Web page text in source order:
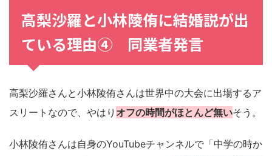
高梨沙羅と小林陵侑に結婚説が出
ている理由④ 同業者発言
高梨沙羅さんと小林陵侑さんは世界中の大会に出場するア
スリートなので、やはり オフの時間がほとんど無いそう。
小林陵侑さんは自身のYouTubeチャンネルで「中学の時か